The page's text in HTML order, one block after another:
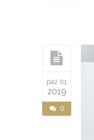
paź 01
2019
0